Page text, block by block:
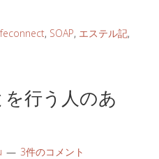
, SOAP, エステル記,
行う人のあ
3件のコメント